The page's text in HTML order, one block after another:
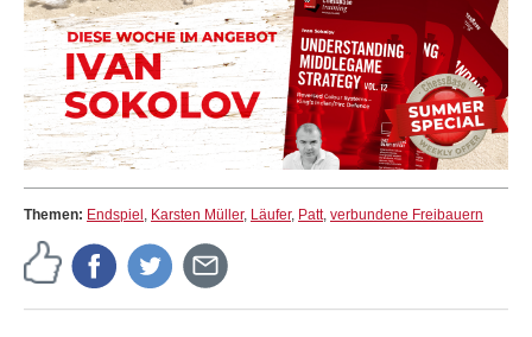
Themen: Endspiel , Karsten Müller, Läufer, Patt, verbundene Freibauern